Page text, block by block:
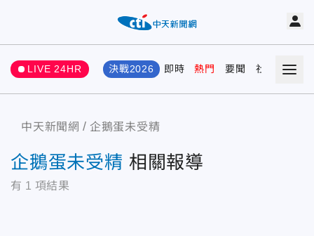
LIVE 24HR 決戰2026 即時 熱門 要聞 社會 娛樂
中天新聞網 企鵝蛋未受精
企鵝蛋未受精 相關報導
有 1 項結果